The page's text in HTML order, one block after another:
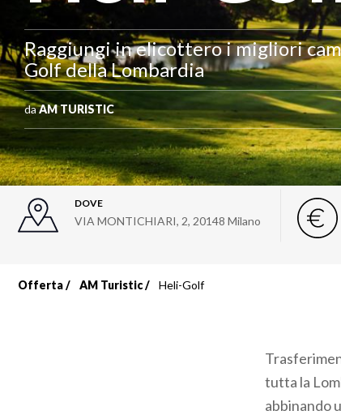
Raggiungi in elicottero i migliori
Golf della Lombardia
daAM TURISTIC
DOVE
VIA MONTICHIARI, 2, 20148 Milano
Offerta AM Turistic Heli-Golf
tutta la
abbinando